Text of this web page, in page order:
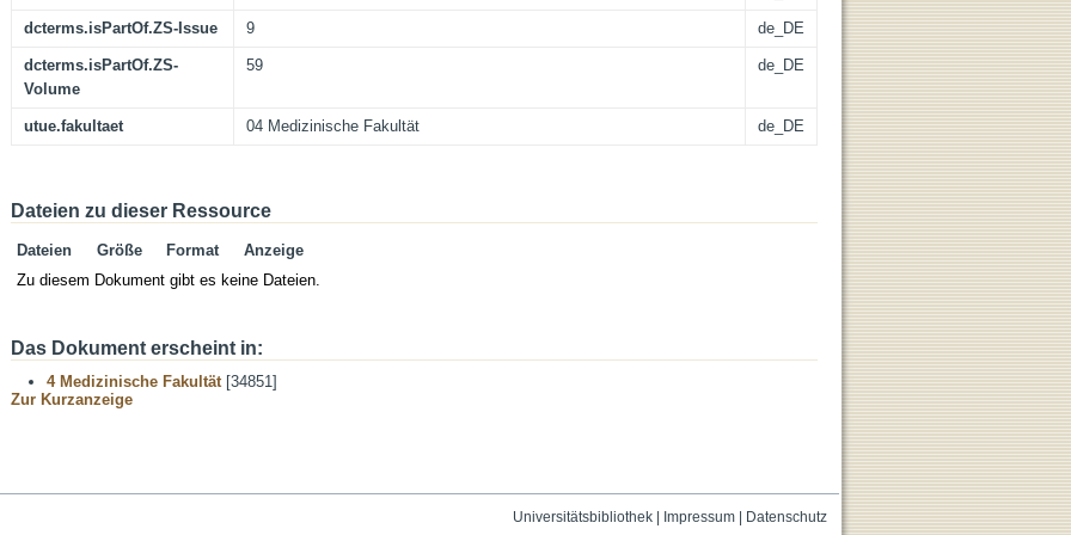
dcterms.isPartOf.ZS-Issue 9 de_DE
dcterms.isPartOf.ZS-
Volume
59 de_DE
utue.fakultaet 04 Medizinische Fakultät de_DE
Dateien zu dieser Ressource
Dateien Größe Format
Anzeige
Zu diesem Dokument gibt es keine Dateien.
Das Dokument erscheint in:
4 Medizinische Fakultät[34851]
Zur Kurzanzeige
Universitätsbibliothek| Impressum| Datenschutz